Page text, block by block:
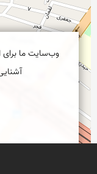
وب‌سایت ما برای